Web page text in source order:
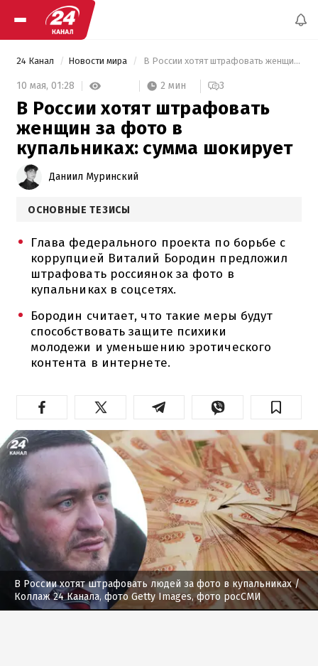
24 Канал Новости мира В России хотят штрафовать женщин за фото в купальниках: сумма шокирует
10 мая, 01:28 2 мин 3
В России хотят штрафовать
женщин за фото в
купальниках: сумма шокирует
Даниил Муринский
ОСНОВНЫЕ ТЕЗИСЫ
Глава федерального проекта по борьбе с
коррупцией Виталий Бородин предложил
штрафовать россиянок за фото в
купальниках в соцсетях.
Бородин считает, что такие меры будут
способствовать защите психики
молодежи и уменьшению эротического
контента в интернете.
В России хотят штрафовать людей за фото в купальниках/
Коллаж 24 Канала, фото Getty Images, фото росСМИ